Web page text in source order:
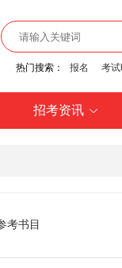
热门搜索： 报名 考
招考资讯
考书目